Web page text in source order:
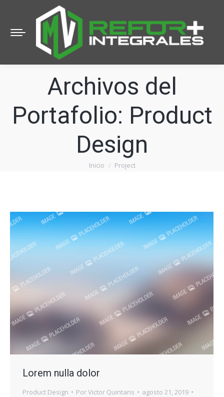
Archivos del
Portafolio: Product
Design
Estás aquí:
Inicio Project
Lorem nulla dolor
Product Design PorVictor Quintans
agosto 21, 2019